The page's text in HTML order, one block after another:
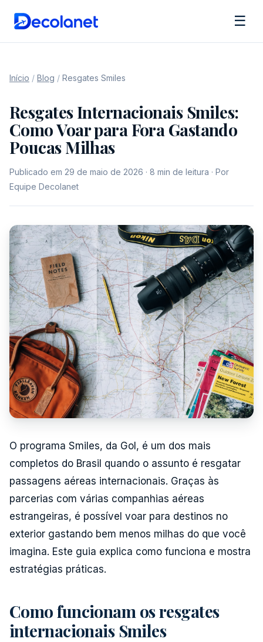
☰
Início / Blog / Resgates Smiles
Resgates Internacionais Smiles:
Como Voar para Fora Gastando
Poucas Milhas
Publicado em 29 de maio de 2026 · 8 min de leitura · Por
Equipe Decolanet
O programa Smiles, da Gol, é um dos mais
completos do Brasil quando o assunto é resgatar
passagens aéreas internacionais. Graças às
parcerias com várias companhias aéreas
estrangeiras, é possível voar para destinos no
exterior gastando bem menos milhas do que você
imagina. Este guia explica como funciona e mostra
estratégias práticas.
Como funcionam os resgates
internacionais Smiles